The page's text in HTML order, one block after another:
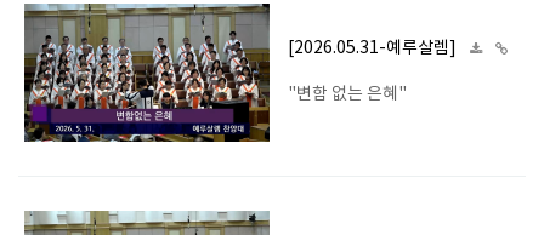
[2026.05.31-예루살렘]
"변함 없는 은혜"